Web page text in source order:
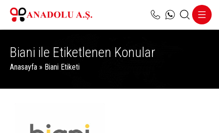
Biani ile Etiketlenen Konular
Anasayfa » Biani Etiketi